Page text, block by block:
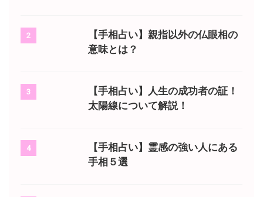
2
【手相占い】親指以外の仏眼相の
意味とは？
3
【手相占い】人生の成功者の証！
太陽線について解説！
4
【手相占い】霊感の強い人にある
手相５選